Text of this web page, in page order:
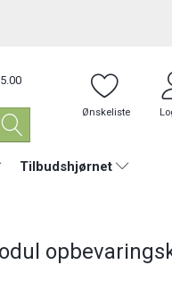
Ønskeliste
Tilbudshjørnet